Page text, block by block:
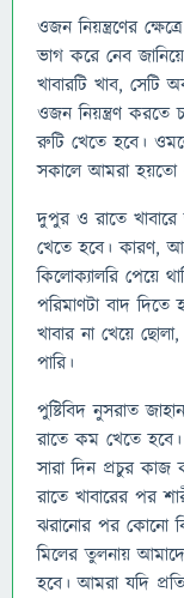
ওজন নিয়ন্ত্রণের
ভাগ করে নেব
খাবারটি খাব,
ওজন নিয়ন্ত্রণ করতে
রুটি খেতে হবে।
সকালে আমরা হয়তো
দুপুর ও রাতে
খেতে হবে। কারণ,
কিলোক্যালরি পেয়ে
পরিমাণটা বাদ
খাবার না খেয়ে
পারি।
পুষ্টিবিদ নুসরাত
রাতে কম খেতে
সারা দিন প্রচুর
রাতে খাবারের পর
ঝরানোর পর কোনো
মিলের তুলনায়
হবে। আমরা যদি